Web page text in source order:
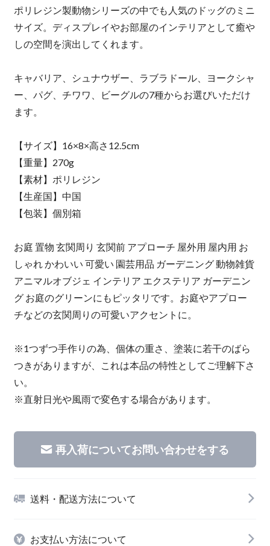
ポリレジン製動物シリーズの中でも人気のドッグのミニ
サイズ。ディスプレイやお部屋のインテリアとして癒や
しの空間を演出してくれます。
キャバリア、シュナウザー、ラブラドール、ヨークシャ
ー、パグ、チワワ、ビーグルの7種からお選びいただけ
ます。
【サイズ】16×8×高さ12.5cm
【重量】270g
【素材】ポリレジン
【生産国】中国
【包装】個別箱
お庭 置物 玄関周り 玄関前 アプローチ 屋外用 屋内用 お
しゃれ かわいい 可愛い 園芸用品 ガーデニング 動物雑貨
アニマルオブジェ インテリア エクステリア ガーデニン
グ お庭のグリーンにもピッタリです。お庭やアプロー
チなどの玄関周りの可愛いアクセントに。
※1つずつ手作りの為、個体の重さ、塗装に若干のばら
つきがありますが、これは本品の特性としてご理解下さ
い。
※直射日光や風雨で変色する場合があります。
再入荷についてお問い合わせをする
送料・配送方法について
お支払い方法について